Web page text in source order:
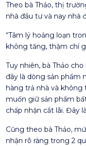
Theo bà Thảo, thị
nhà đầu tư và nay nhà
“Tâm lý hoảng loạn
không tăng, thậm chí
Tuy nhiên, bà Thảo
đây là dòng sản phẩm
hàng trả nhà và
muốn giữ sản phẩm
chấp nhận cắt lãi. Đây
Cũng theo bà Thảo,
nhận rõ ràng trong 2